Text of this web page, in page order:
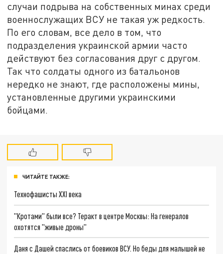
случаи подрыва на собственных минах среди
военнослужащих ВСУ не такая уж редкость.
По его словам, все дело в том, что
подразделения украинской армии часто
действуют без согласования друг с другом.
Так что солдаты одного из батальонов
нередко не знают, где расположены мины,
установленные другими украинскими
бойцами.
ЧИТАЙТЕ ТАКЖЕ:
Технофашисты XXI века
"Кротами" были все? Теракт в центре Москвы: На генералов
охотятся "живые дроны"
Даня с Дашей спаслись от боевиков ВСУ. Но беды для малышей не